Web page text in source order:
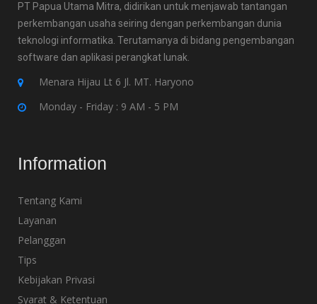
PT Papua Utama Mitra, didirikan untuk menjawab tantangan
perkembangan usaha seiring dengan perkembangan dunia
teknologi informatika. Terutamanya di bidang pengembangan
software dan aplikasi perangkat lunak.
Menara Hijau Lt 6 Jl. MT. Haryono
Monday - Friday : 9 AM - 5 PM
Information
Tentang Kami
Layanan
Pelanggan
Tips
Kebijakan Privasi
Syarat & Ketentuan